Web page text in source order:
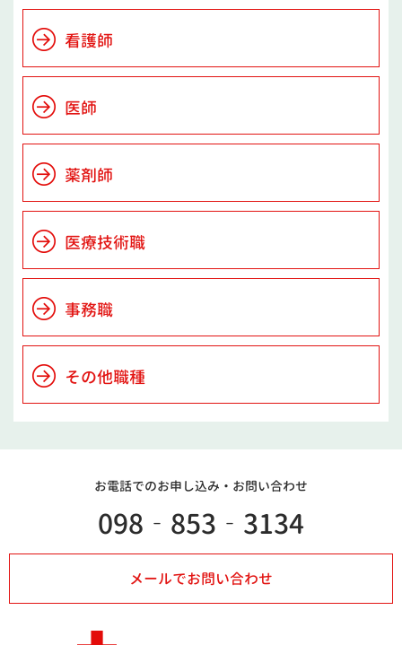
看護師
医師
薬剤師
医療技術職
事務職
その他職種
お電話でのお申し込み・ お問い合わせ
098‐853‐3134
メールでお問い合わせ